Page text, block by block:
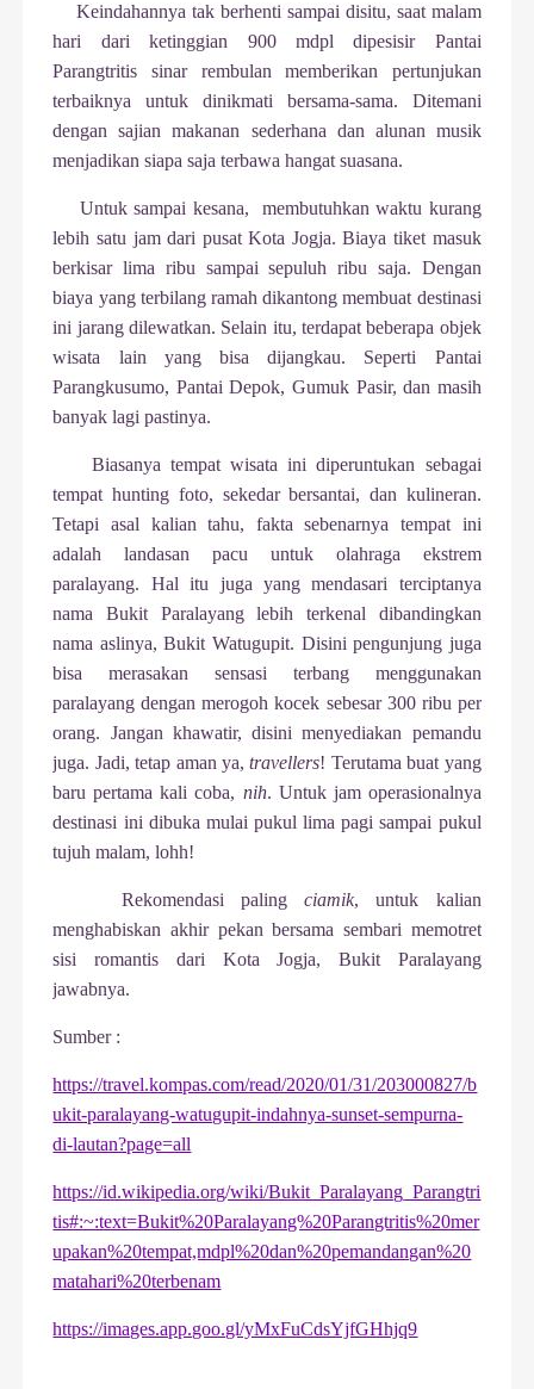
Keindahannya tak berhenti sampai disitu, saat malam
hari dari ketinggian 900 mdpl dipesisir Pantai
Parangtritis sinar rembulan memberikan pertunjukan
terbaiknya untuk dinikmati bersama-sama. Ditemani
dengan sajian makanan sederhana dan alunan musik
menjadikan siapa saja terbawa hangat suasana.
Untuk sampai kesana,
membutuhkan waktu kurang
lebih satu jam dari pusat Kota Jogja. Biaya tiket masuk
berkisar lima ribu sampai sepuluh ribu saja. Dengan
biaya yang terbilang ramah dikantong membuat destinasi
ini jarang dilewatkan. Selain itu, terdapat beberapa objek
wisata lain yang bisa dijangkau. Seperti Pantai
Parangkusumo, Pantai Depok, Gumuk Pasir, dan masih
banyak lagi pastinya.
Biasanya tempat wisata ini diperuntukan sebagai
tempat hunting foto, sekedar bersantai, dan kulineran.
Tetapi asal kalian tahu, fakta sebenarnya tempat ini
adalah landasan pacu untuk olahraga ekstrem
paralayang. Hal itu juga yang mendasari terciptanya
nama Bukit Paralayang lebih terkenal dibandingkan
nama aslinya, Bukit Watugupit. Disini pengunjung juga
bisa merasakan sensasi terbang menggunakan
paralayang dengan merogoh kocek sebesar 300 ribu per
orang. Jangan khawatir, disini menyediakan pemandu
juga. Jadi, tetap aman ya,travellers! Terutama buat yang
baru pertama kali coba, nih. Untuk jam operasionalnya
destinasi ini dibuka mulai pukul lima pagi sampai pukul
tujuh malam, lohh!
Rekomendasi palingciamik, untuk kalian
menghabiskan akhir pekan bersama sembari memotret
sisi romantis dari Kota Jogja, Bukit Paralayang
jawabnya.
Sumber :
https://travel.kompas.com/read/2020/01/31/203000827/b
ukit-paralayang-watugupit-indahnya-sunset-sempurna-
di-lautan?page=all
https://id.wikipedia.org/wiki/Bukit_Paralayang_Parangtri
tis#:~:text=Bukit%20Paralayang%20Parangtritis%20mer
upakan%20tempat,mdpl%20dan%20pemandangan%20
matahari%20terbenam
https://images.app.goo.gl/yMxFuCdsYjfGHhjq9